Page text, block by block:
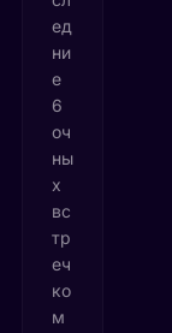
ед
ни
е
6
оч
ны
х
вс
тр
еч
ко
м